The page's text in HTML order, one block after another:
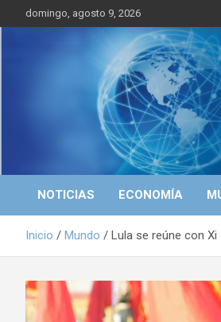
a
n
d
domingo, agosto 9, 2026
NICALEAKS
Portal de Noticias
NOTICIAS ECONOMÍA
Inicio Mundo Lula se reúne con Xi